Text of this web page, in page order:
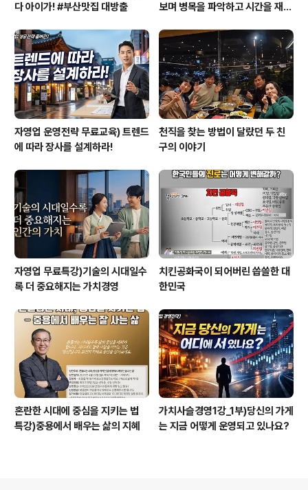
다 아이가! #부산맛집 대방출
보며 병목을 파악하고 시간을 재설
자영업 운영전략 무료교육) 트렌드
에 따라 장사를 설계하라!
천직을 찾는 방법이 달랐던 두 친
구의 이야기
자영업 무료특강)기술의 시대일수
록 더 중요해지는 가치경영
치킨공화국이 되어버린 씁쓸한 대
한민국
혼란한 시대에 중심을 지키는 법
특강)중용에서 배우는 삶의 지혜
가치사슬경영1강_1부)당신의 가게
는 지금 어떻게 운영되고 있나요?